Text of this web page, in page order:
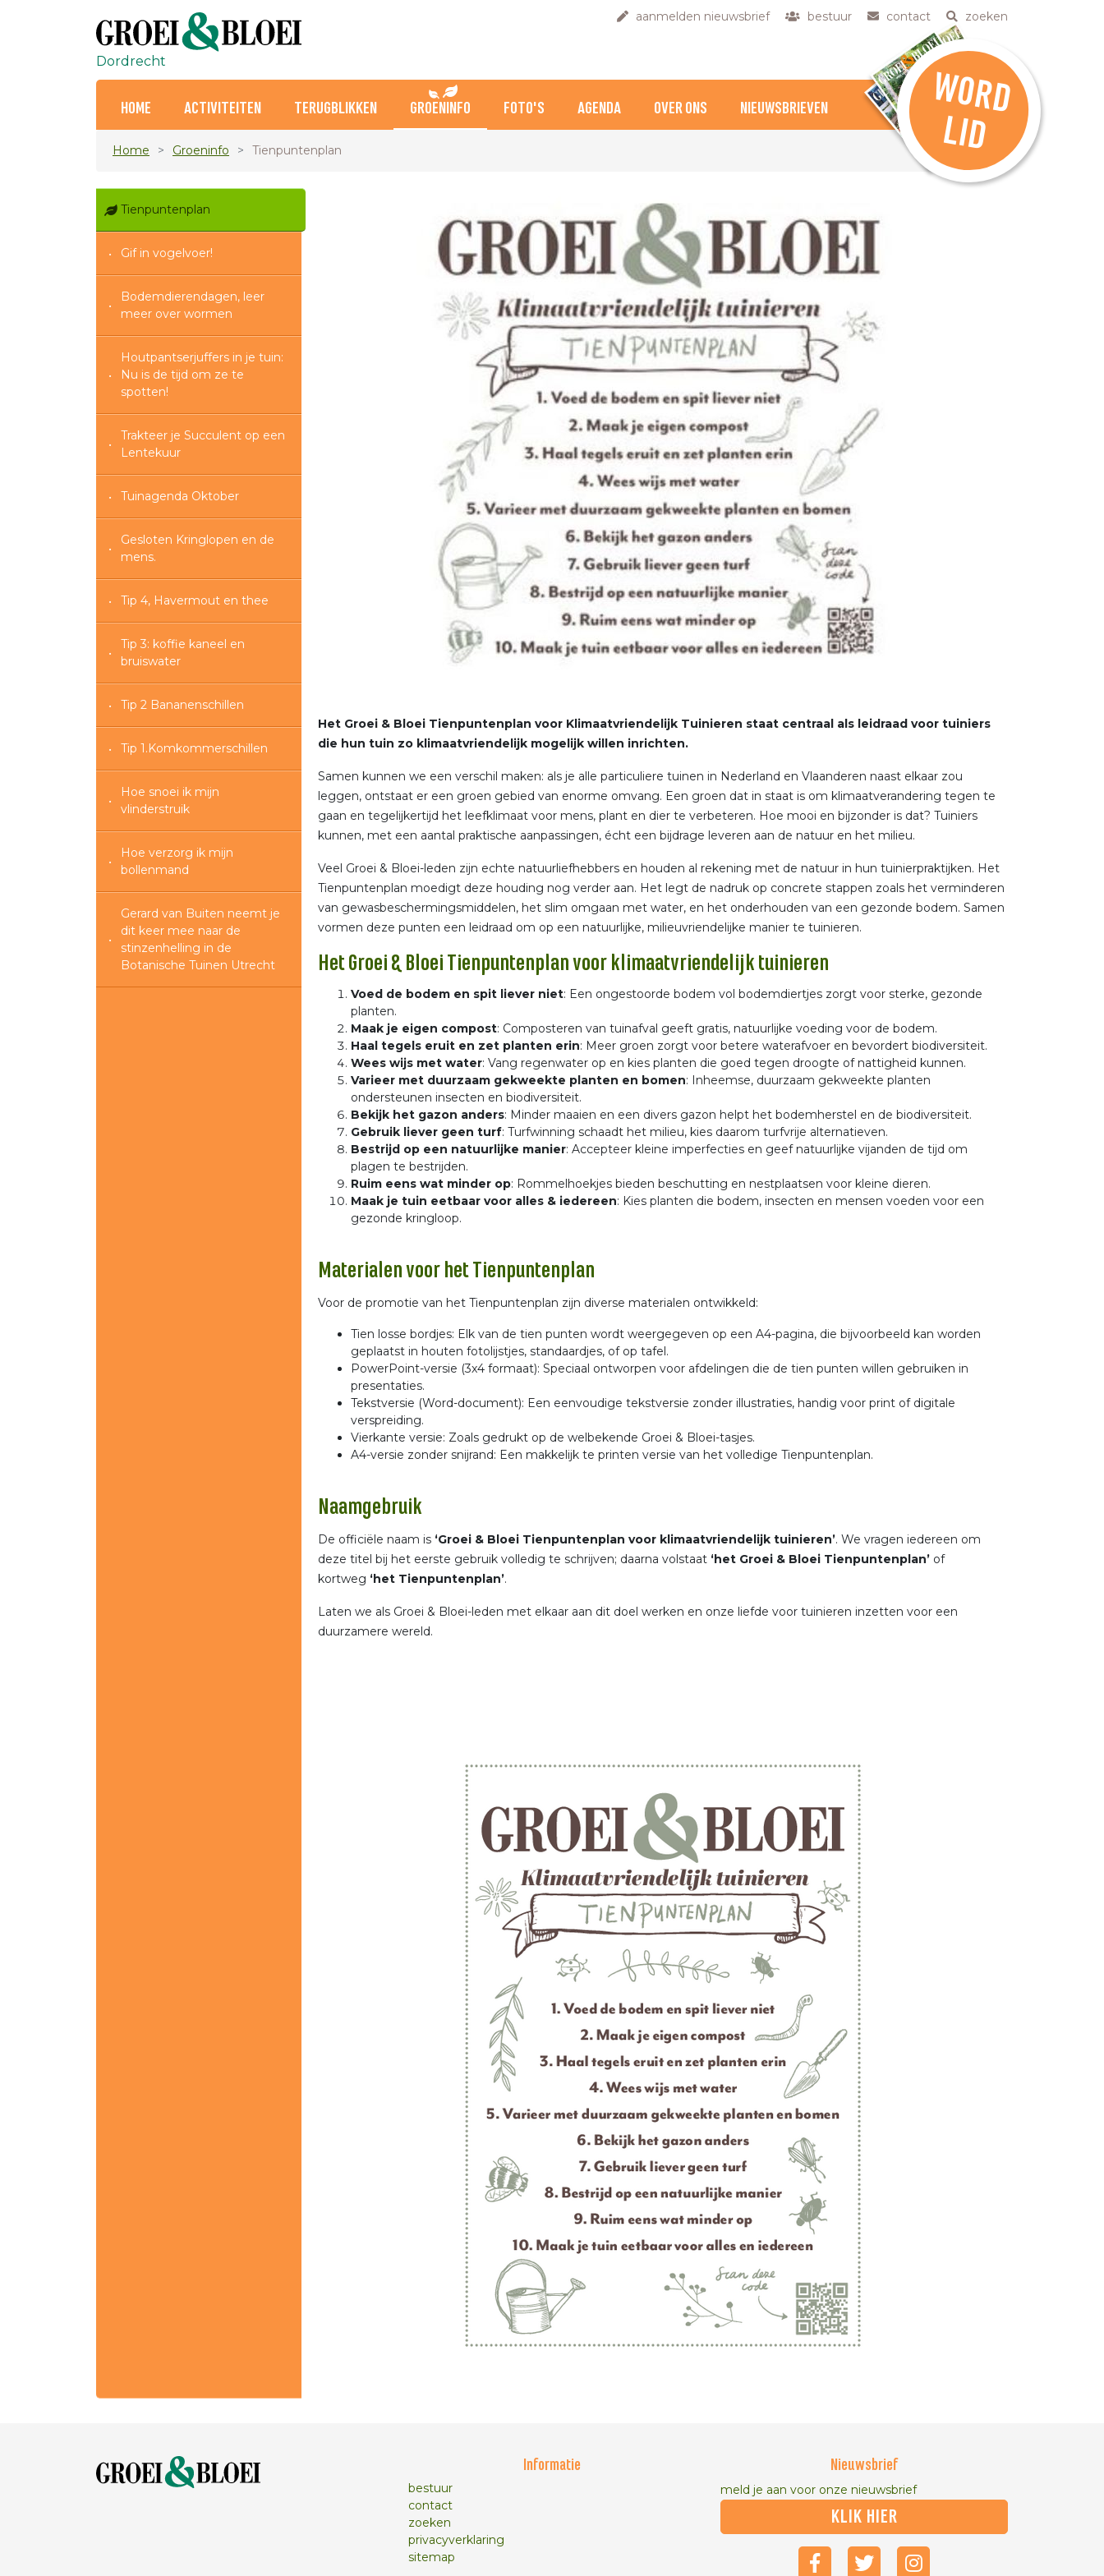
aanmelden nieuwsbrief bestuur contact zoeken
Dordrecht
HOME ACTIVITEITEN TERUGBLIKKEN GROENINFO FOTO'S AGENDA OVER ONS NIEUWSBRIEVEN W
O
R
D
L
ID
Home Groeninfo Tienpuntenplan
Tienpuntenplan
Gif in vogelvoer!
Bodemdierendagen, leer
meer over wormen
Houtpantserjuffers in je tuin:
Nu is de tijd om ze te
spotten!
Trakteer je Succulent op een
Lentekuur
Tuinagenda Oktober
Gesloten Kringlopen en de
mens.
Tip 4, Havermout en thee
Tip 3: koffie kaneel en
bruiswater
Tip 2 Bananenschillen
Tip 1.Komkommerschillen
Hoe snoei ik mijn
vlinderstruik
Hoe verzorg ik mijn
bollenmand
Gerard van Buiten neemt je
dit keer mee naar de
stinzenhelling in de
Botanische Tuinen Utrecht
Het Groei & Bloei Tienpuntenplan voor Klimaatvriendelijk Tuinieren staat centraal als leidraad voor tuiniers
die hun tuin zo klimaatvriendelijk mogelijk willen inrichten.
Samen kunnen we een verschil maken: als je alle particuliere tuinen in Nederland en Vlaanderen naast elkaar zou
leggen, ontstaat er een groen gebied van enorme omvang. Een groen dat in staat is om klimaatverandering tegen te
gaan en tegelijkertijd het leefklimaat voor mens, plant en dier te verbeteren. Hoe mooi en bijzonder is dat? Tuiniers
kunnen, met een aantal praktische aanpassingen, écht een bijdrage leveren aan de natuur en het milieu.
Veel Groei & Bloei-leden zijn echte natuurliefhebbers en houden al rekening met de natuur in hun tuinierpraktijken. Het
Tienpuntenplan moedigt deze houding nog verder aan. Het legt de nadruk op concrete stappen zoals het verminderen
van gewasbeschermingsmiddelen, het slim omgaan met water, en het onderhouden van een gezonde bodem. Samen
vormen deze punten een leidraad om op een natuurlijke, milieuvriendelijke manier te tuinieren.
Het Groei & Bloei Tienpuntenplan voor klimaatvriendelijk tuinieren
Voed de bodem en spit liever niet: Een ongestoorde bodem vol bodemdiertjes zorgt voor sterke, gezonde
planten.
Maak je eigen compost: Composteren van tuinafval geeft gratis, natuurlijke voeding voor de bodem.
Haal tegels eruit en zet planten erin: Meer groen zorgt voor betere waterafvoer en bevordert biodiversiteit.
Wees wijs met water: Vang regenwater op en kies planten die goed tegen droogte of nattigheid kunnen.
Varieer met duurzaam gekweekte planten en bomen: Inheemse, duurzaam gekweekte planten
ondersteunen insecten en biodiversiteit.
Bekijk het gazon anders: Minder maaien en een divers gazon helpt het bodemherstel en de biodiversiteit.
Gebruik liever geen turf: Turfwinning schaadt het milieu, kies daarom turfvrije alternatieven.
Bestrijd op een natuurlijke manier: Accepteer kleine imperfecties en geef natuurlijke vijanden de tijd om
plagen te bestrijden.
Ruim eens wat minder op: Rommelhoekjes bieden beschutting en nestplaatsen voor kleine dieren.
Maak je tuin eetbaar voor alles & iedereen: Kies planten die bodem, insecten en mensen voeden voor een
gezonde kringloop.
Materialen voor het Tienpuntenplan
Voor de promotie van het Tienpuntenplan zijn diverse materialen ontwikkeld:
Tien losse bordjes: Elk van de tien punten wordt weergegeven op een A4-pagina, die bijvoorbeeld kan worden
geplaatst in houten fotolijstjes, standaardjes, of op tafel.
PowerPoint-versie (3x4 formaat): Speciaal ontworpen voor afdelingen die de tien punten willen gebruiken in
presentaties.
Tekstversie (Word-document): Een eenvoudige tekstversie zonder illustraties, handig voor print of digitale
verspreiding.
Vierkante versie: Zoals gedrukt op de welbekende Groei & Bloei-tasjes.
A4-versie zonder snijrand: Een makkelijk te printen versie van het volledige Tienpuntenplan.
Naamgebruik
De officiële naam is ‘Groei & Bloei Tienpuntenplan voor klimaatvriendelijk tuinieren’. We vragen iedereen om
deze titel bij het eerste gebruik volledig te schrijven; daarna volstaat ‘het Groei & Bloei Tienpuntenplan’ of
kortweg ‘het Tienpuntenplan’.
Laten we als Groei & Bloei-leden met elkaar aan dit doel werken en onze liefde voor tuinieren inzetten voor een
duurzamere wereld.
Informatie
bestuur
contact
zoeken
privacyverklaring
sitemap
Nieuwsbrief
meld je aan voor onze nieuwsbrief
KLIK HIER